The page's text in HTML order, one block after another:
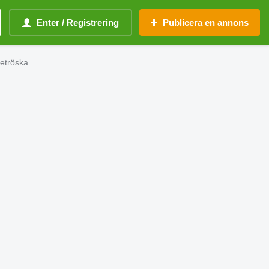
Enter / Registrering Publicera en annons